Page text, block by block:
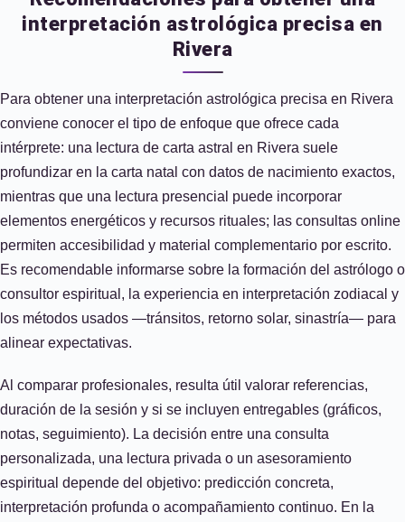
interpretación astrológica precisa en
Rivera
Para obtener una interpretación astrológica precisa en Rivera
conviene conocer el tipo de enfoque que ofrece cada
intérprete: una lectura de carta astral en Rivera suele
profundizar en la carta natal con datos de nacimiento exactos,
mientras que una lectura presencial puede incorporar
elementos energéticos y recursos rituales; las consultas online
permiten accesibilidad y material complementario por escrito.
Es recomendable informarse sobre la formación del astrólogo o
consultor espiritual, la experiencia en interpretación zodiacal y
los métodos usados —tránsitos, retorno solar, sinastría— para
alinear expectativas.
Al comparar profesionales, resulta útil valorar referencias,
duración de la sesión y si se incluyen entregables (gráficos,
notas, seguimiento). La decisión entre una consulta
personalizada, una lectura privada o un asesoramiento
espiritual depende del objetivo: predicción concreta,
interpretación profunda o acompañamiento continuo. En la